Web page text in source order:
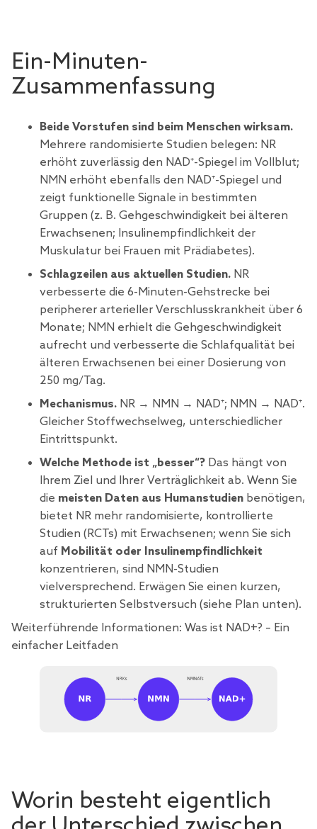
Ein-Minuten-
Zusammenfassung
Beide Vorstufen sind beim Menschen wirksam.
Mehrere randomisierte Studien belegen: NR
erhöht zuverlässig den NAD⁺-Spiegel im Vollblut;
NMN erhöht ebenfalls den NAD⁺-Spiegel und
zeigt funktionelle Signale in bestimmten
Gruppen (z. B. Gehgeschwindigkeit bei älteren
Erwachsenen; Insulinempfindlichkeit der
Muskulatur bei Frauen mit Prädiabetes).
Schlagzeilen aus aktuellen Studien. NR
verbesserte die 6-Minuten-Gehstrecke bei
peripherer arterieller Verschlusskrankheit über 6
Monate; NMN erhielt die Gehgeschwindigkeit
aufrecht und verbesserte die Schlafqualität bei
älteren Erwachsenen bei einer Dosierung von
250 mg/Tag.
Mechanismus. NR → NMN → NAD⁺; NMN → NAD⁺.
Gleicher Stoffwechselweg, unterschiedlicher
Eintrittspunkt.
Welche Methode ist „besser“? Das hängt von
Ihrem Ziel und Ihrer Verträglichkeit ab. Wenn Sie
die meisten Daten aus Humanstudien benötigen,
bietet NR mehr randomisierte, kontrollierte
Studien (RCTs) mit Erwachsenen; wenn Sie sich
auf Mobilität oder Insulinempfindlichkeit
konzentrieren, sind NMN-Studien
vielversprechend. Erwägen Sie einen kurzen,
strukturierten Selbstversuch (siehe Plan unten).
Weiterführende Informationen: Was ist NAD+? – Ein
einfacher Leitfaden
Worin besteht eigentlich